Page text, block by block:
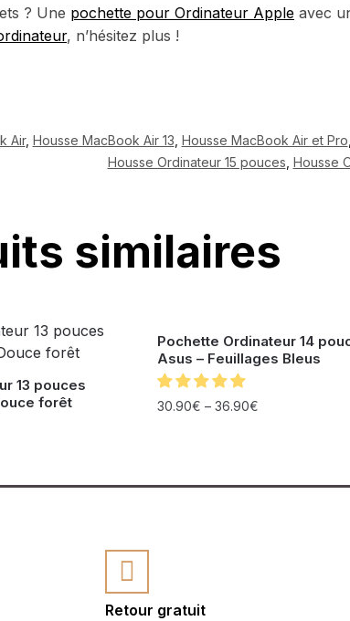
? Une pochette pour Ordinateur Apple avec
, n’hésitez plus !
Air, Housse MacBook Air 13 Housse MacBook Air et Pro
Housse Ordinateur 15 pouces Housse
similaires
13 pouces
forêt
Pochette Ordinateur 14
Asus – Feuillages Bleus
30.90€ – 36.90€
Retour gratuit